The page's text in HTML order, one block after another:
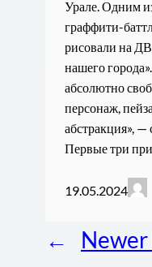
Урале. Одним
граффити-
рисовали на
нашего
абсолютно
персонаж,
абстракция», —
Первые три
19.05.2024
←
Newer